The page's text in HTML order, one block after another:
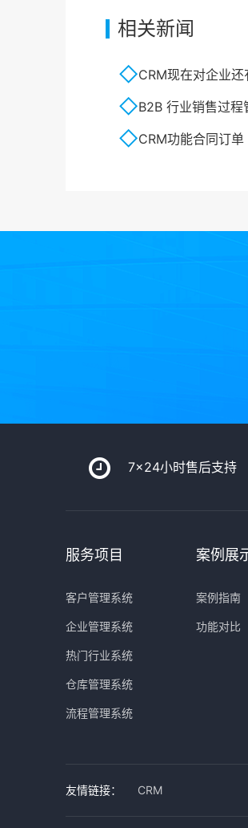
相关新闻
CRM现在对企业还
B2B 行业销售过程
CRM功能合同订单
7x24小时售后支持
服务项目
客户管理系统
企业管理系统
热门行业系统
仓库管理系统
流程管理系统
案例展
案例指南
功能对比
友情链接： CRM